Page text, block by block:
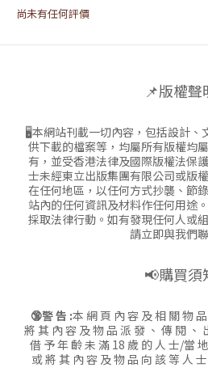
尚未有任何評價
📌版權聲
🖥本網站刊載一切內容，包括設計、
供下載的檔案等，均屬所有版權均
有，並受香港法律及國際版權法保
士未經東立出版集團有限公司或版
在任何地區，以任何方式抄襲、節
站內的任何資訊及材料作任何用途
採取法律行動。如有發現任何人或
請立即與我們
📢購買須
🔞警 告 :本 網 頁 內 容 及 相 關 物
將 其 內 容 及 物 品 派 發 、 傳 閱 、
借 予 年 齡 未 滿 18 歲 的 人 士/當
或 將 其 內 容 及 物 品 向 該 等 人